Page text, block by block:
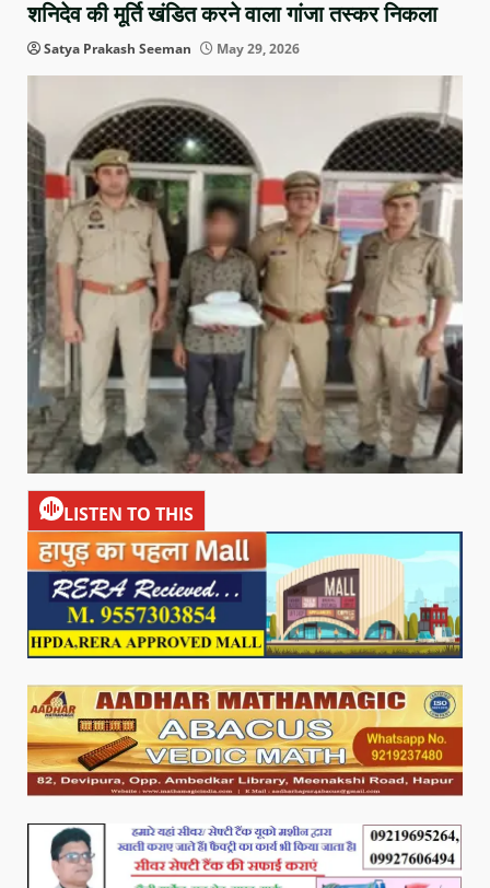
शनिदेव की मूर्ति खंडित करने वाला गांजा तस्कर निकला
Satya Prakash Seeman May 29, 2026
LISTEN TO THIS